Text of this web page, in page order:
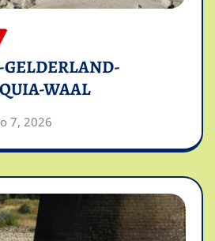
GELDERLAND-
WAAL
7, 2026